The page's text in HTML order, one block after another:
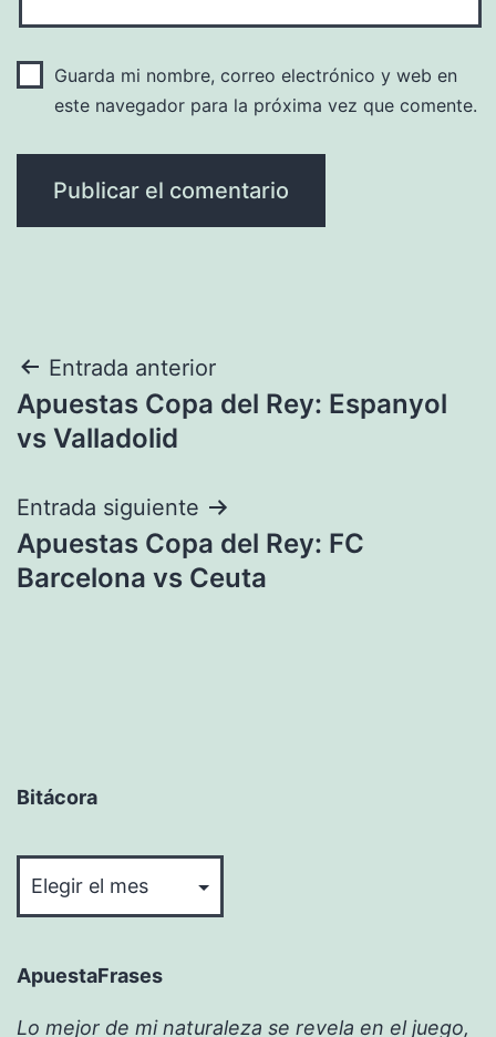
Guarda mi nombre, correo electrónico y web en
este navegador para la próxima vez que comente.
Navegación
de
Entrada anterior
Apuestas Copa del Rey: Espanyol
vs Valladolid
Entrada siguiente
Apuestas Copa del Rey: FC
Barcelona vs Ceuta
Bitácora
ApuestaFrases
Lo mejor de mi naturaleza se revela en el juego,